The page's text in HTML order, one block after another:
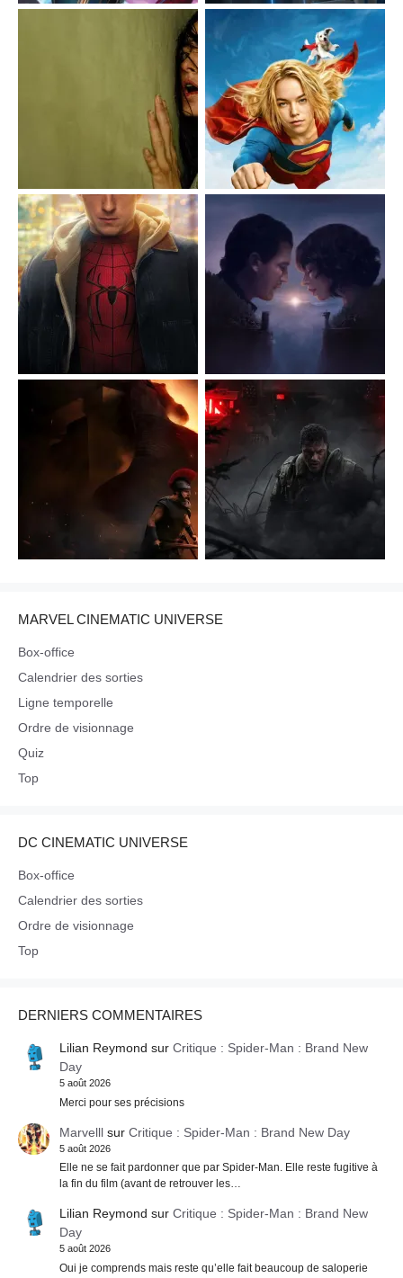
MARVEL CINEMATIC UNIVERSE
Box-office
Calendrier des sorties
Ligne temporelle
Ordre de visionnage
Quiz
Top
DC CINEMATIC UNIVERSE
Box-office
Calendrier des sorties
Ordre de visionnage
Top
DERNIERS COMMENTAIRES
Lilian Reymond sur Critique : Spider-Man : Brand New
Day
5 août 2026
Merci pour ses précisions
Marvelllsur Critique : Spider-Man : Brand New Day
5 août 2026
Elle ne se fait pardonner que par Spider-Man. Elle reste fugitive à
la fin du film (avant de retrouver les…
Lilian Reymond sur Critique : Spider-Man : Brand New
Day
5 août 2026
Oui je comprends mais reste qu’elle fait beaucoup de saloperie